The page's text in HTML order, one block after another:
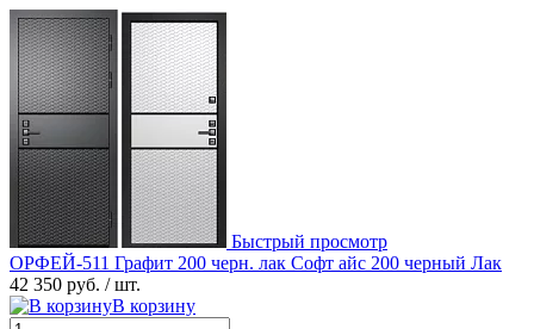
Быстрый просмотр
ОРФЕЙ-511 Графит 200 черн. лак Софт айс 200 черный Лак
42 350 руб. / шт.
В корзину